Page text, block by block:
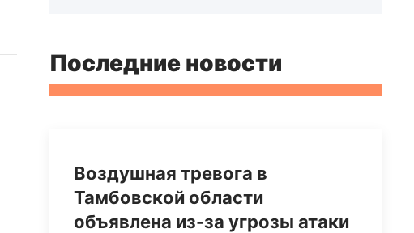
Последние новости
Воздушная тревога в
Тамбовской области
объявлена из-за угрозы атаки